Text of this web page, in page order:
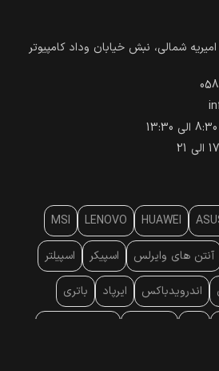
شمالی، نبش خیابان وداد کامپیوتر
HUAWEI
LENOVO
MSI
آنتن‌ های وایرلس اسپیکر اسپیلتر
اندرویدباکس ایرپاد باتری